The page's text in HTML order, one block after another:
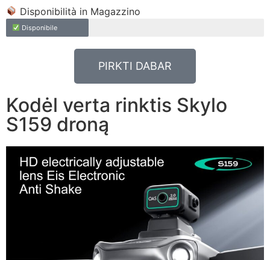
Disponibilità in Magazzino
Disponibile
PIRKTI DABAR
Kodėl verta rinktis Skylo
S159 droną